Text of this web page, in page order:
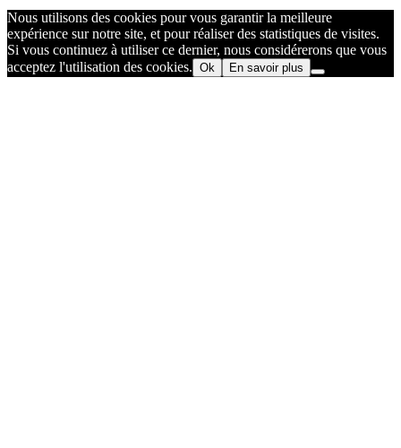
Nous utilisons des cookies pour vous garantir la meilleure
expérience sur notre site, et pour réaliser des statistiques de visites.
Si vous continuez à utiliser ce dernier, nous considérerons que vous
acceptez l'utilisation des cookies. Ok En savoir plus